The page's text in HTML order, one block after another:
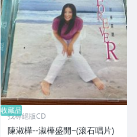
收藏品
找尋絕版CD
陳淑樺--淑樺盛開~(滾石唱片)